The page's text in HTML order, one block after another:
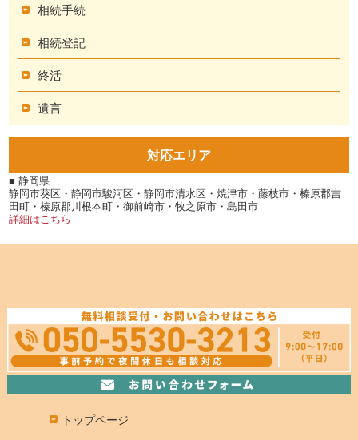
相続手続
相続登記
終活
遺言
対応エリア
■ 静岡県
静岡市葵区・静岡市駿河区・静岡市清水区・焼津市・藤枝市・榛原郡吉
田町・榛原郡川根本町・御前崎市・牧之原市・島田市
詳細はこちら
トップページ